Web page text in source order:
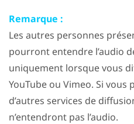
Remarque :
Les autres personnes
pourront entendre l’audio
uniquement lorsque vous
YouTube ou Vimeo. Si vous
d’autres services de
n’entendront pas l’audio.